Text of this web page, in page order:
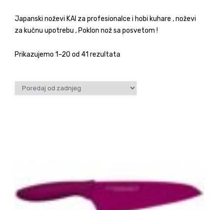
Japanski noževi KAI za profesionalce i hobi kuhare , noževi
za kučnu upotrebu , Poklon nož sa posvetom !
Prikazujemo 1–20 od 41 rezultata